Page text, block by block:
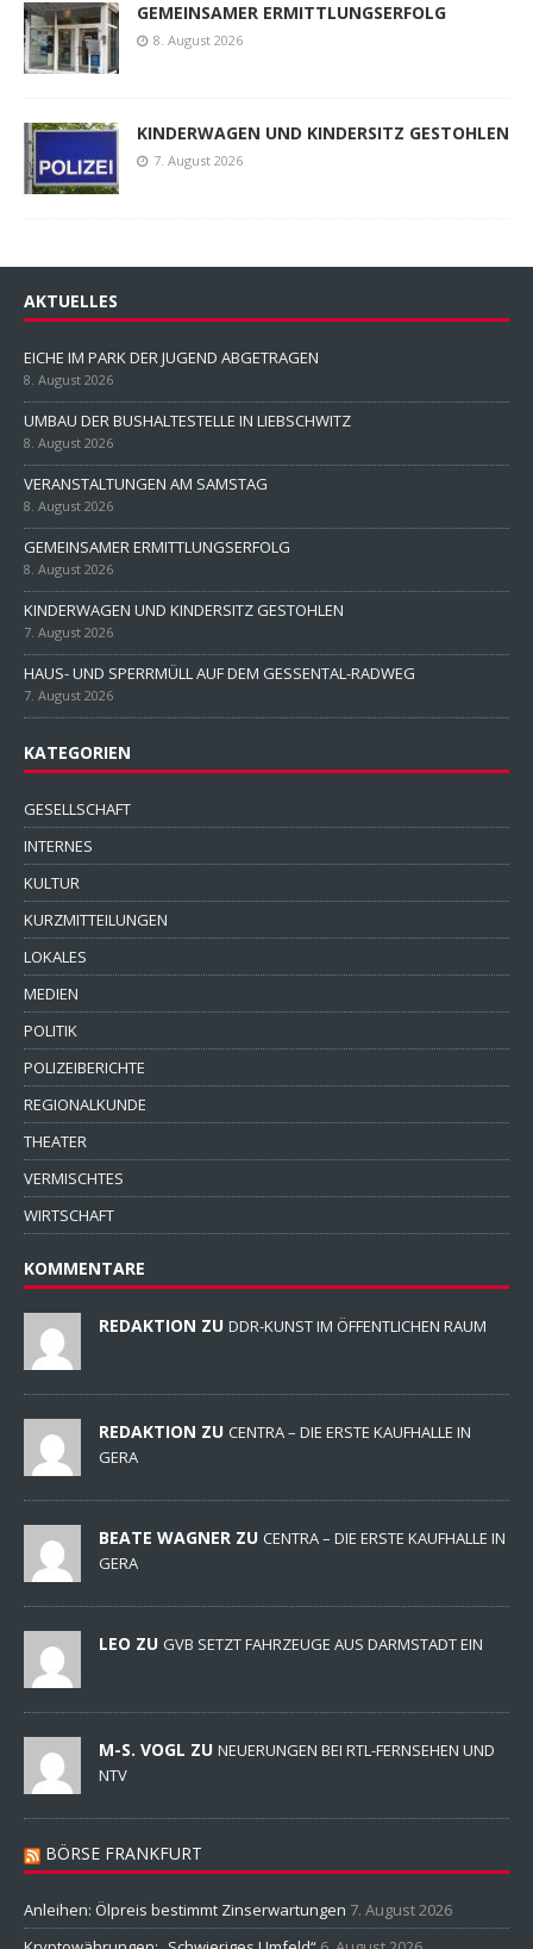
GEMEINSAMER ERMITTLUNGSERFOLG
8. August 2026
KINDERWAGEN UND KINDERSITZ GESTOHLEN
7. August 2026
AKTUELLES
EICHE IM PARK DER JUGEND ABGETRAGEN
8. August 2026
UMBAU DER BUSHALTESTELLE IN LIEBSCHWITZ
8. August 2026
VERANSTALTUNGEN AM SAMSTAG
8. August 2026
GEMEINSAMER ERMITTLUNGSERFOLG
8. August 2026
KINDERWAGEN UND KINDERSITZ GESTOHLEN
7. August 2026
HAUS- UND SPERRMÜLL AUF DEM GESSENTAL-RADWEG
7. August 2026
KATEGORIEN
GESELLSCHAFT
INTERNES
KULTUR
KURZMITTEILUNGEN
LOKALES
MEDIEN
POLITIK
POLIZEIBERICHTE
REGIONALKUNDE
THEATER
VERMISCHTES
WIRTSCHAFT
KOMMENTARE
REDAKTION ZU DDR-KUNST IM ÖFFENTLICHEN RAUM
REDAKTION ZU CENTRA – DIE ERSTE KAUFHALLE IN
GERA
BEATE WAGNER ZU CENTRA – DIE ERSTE KAUFHALLE IN
GERA
LEO ZU GVB SETZT FAHRZEUGE AUS DARMSTADT EIN
M-S. VOGL ZU NEUERUNGEN BEI RTL-FERNSEHEN UND
NTV
BÖRSE FRANKFURT
Anleihen: Ölpreis bestimmt Zinserwartungen 7. August 2026